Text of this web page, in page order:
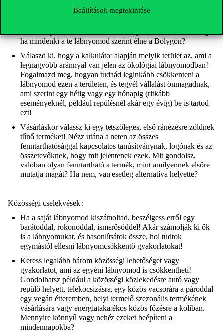
Beállítások megtekintése
ha mindenki a te lábnyomod szerint élne a Bolygón?
Válaszd ki, hogy a kalkulátor alapján melyik terület az, ami a
legnagyobb aránnyal van jelen az ökológiai lábnyomodban!
Fogalmazd meg, hogyan tudnád leginkább csökkenteni a
lábnyomod ezen a területen, és tegyél vállalást önmagadnak,
ami szerint egy hétig vagy egy hónapig (ritkább
eseményeknél, például repülésnél akár egy évig) be is tartod
ezt!
Vásárláskor válassz ki egy tetszőleges, első ránézésre zöldnek
tűnő terméket! Nézz utána a neten az összes
fenntarthatósággal kapcsolatos tanúsítványnak, logónak és az
összetevőknek, hogy mit jelentenek ezek. Mit gondolsz,
valóban olyan fenntartható a termék, mint amilyennek elsőre
mutatja magát? Ha nem, van esetleg alternatíva helyette?
Közösségi cselekvések :
Ha a saját lábnyomod kiszámoltad, beszélgess erről egy
barátoddal, rokonoddal, ismerősöddel! Akár számolják ki ők
is a lábnyomukat, és hasonlítsátok össze, hol tudtok
egymástól ellesni lábnyomcsökkentő gyakorlatokat!
Keress legalább három közösségi lehetőséget vagy
gyakorlatot, ami az egyéni lábnyomod is csökkentheti!
Gondolhatsz például a közösségi közlekedésre autó vagy
repülő helyett, telekocsizásra, egy közös vacsorára a pároddal
egy vegán étteremben, helyi termelő szezonális termékének
vásárlására vagy energiatakarékos közös főzésre a koliban.
Mennyire könnyű vagy nehéz ezeket beépíteni a
mindennapokba?